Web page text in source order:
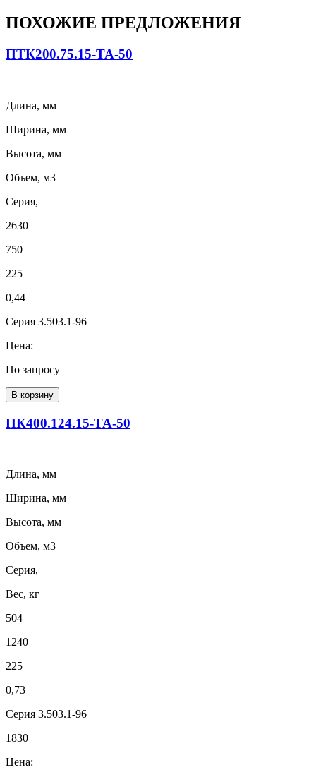
ПОХОЖИЕ ПРЕДЛОЖЕНИЯ
ПТК200.75.15-ТА-50
Длина, мм
Ширина, мм
Высота, мм
Объем, м3
Серия,
2630
750
225
0,44
Серия 3.503.1-96
Цена:
По запросу
В корзину
ПК400.124.15-ТА-50
Длина, мм
Ширина, мм
Высота, мм
Объем, м3
Серия,
Вес, кг
504
1240
225
0,73
Серия 3.503.1-96
1830
Цена: